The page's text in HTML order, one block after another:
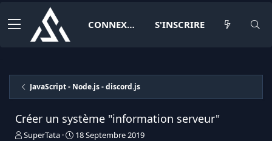
CONNEXION S'INSCRIRE
JavaScript - Node.js - discord.js
Créer un système "information serveur"
ISuperTata
D
18 Septembre 2019